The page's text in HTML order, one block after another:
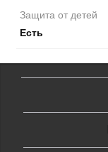
Защита от детей
Есть